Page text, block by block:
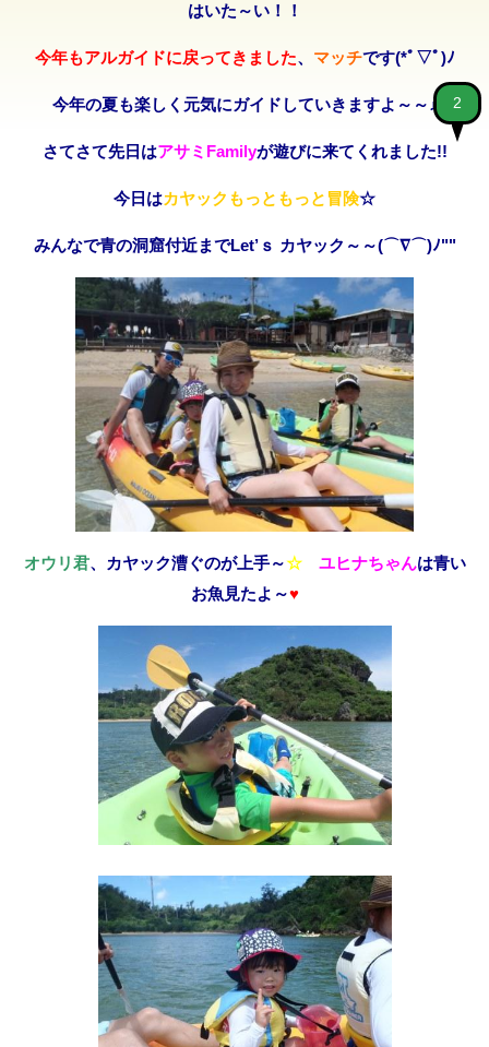
2
はいた～い！！
今年もアルガイドに戻ってきました、 マッチです(*ﾟ▽ﾟ)ﾉ
今年の夏も楽しく元気にガイドしていきますよ～～♪
さてさて先日はアサミFamilyが遊びに来てくれました!!
今日はカヤックもっともっと冒険☆
みんなで青の洞窟付近までLet’ｓ カヤック～～(⌒∇⌒)ﾉ""
オウリ君、カヤック漕ぐのが上手～☆ ユヒナちゃんは青い
お魚見たよ～♥